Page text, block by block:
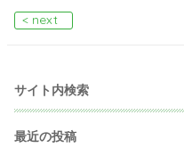
< next
サイト内検索
最近の投稿